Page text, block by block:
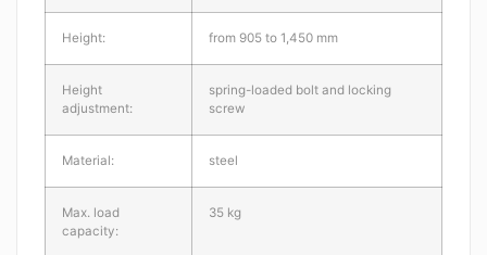
Height: from 905 to 1,450 mm
Height
adjustment:
spring-loaded bolt and locking
screw
Material: steel
Max. load
capacity:
35 kg